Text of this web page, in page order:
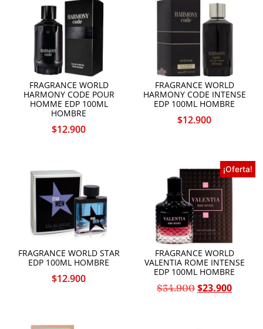
FRAGRANCE WORLD
HARMONY CODE POUR
HOMME EDP 100ML
HOMBRE
$12.900
FRAGRANCE WORLD
HARMONY CODE INTENSE
EDP 100ML HOMBRE
$12.900
FRAGRANCE WORLD STAR
EDP 100ML HOMBRE
$12.900
¡Oferta!
FRAGRANCE WORLD
VALENTIA ROME INTENSE
EDP 100ML HOMBRE
$34.900 $23.900